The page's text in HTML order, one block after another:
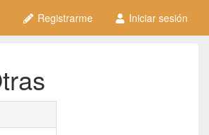
Registrarme Iniciar sesión